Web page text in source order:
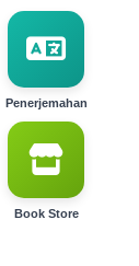
Penerjemahan
Book Store